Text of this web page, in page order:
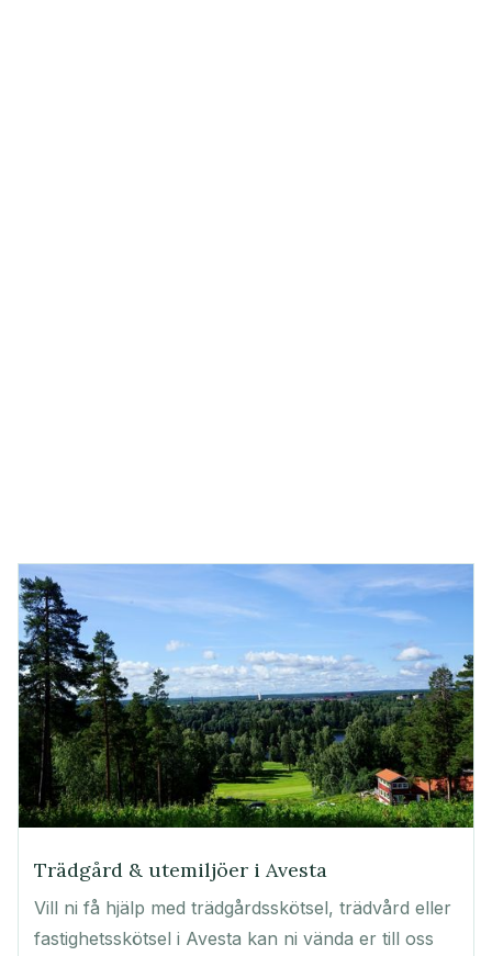
Trädgård & utemiljöer i Avesta
Vill ni få hjälp med trädgårdsskötsel, trädvård eller
fastighetsskötsel i Avesta kan ni vända er till oss